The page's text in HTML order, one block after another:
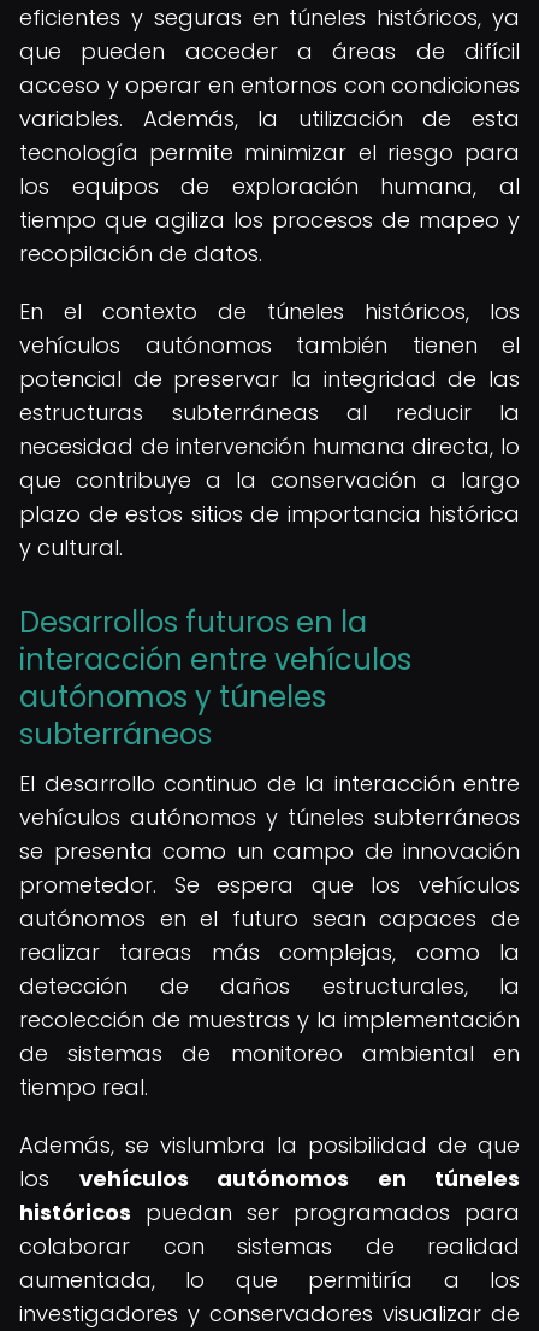
eficientes y seguras en túneles históricos, ya
que pueden acceder a áreas de difícil
acceso y operar en entornos con condiciones
variables. Además, la utilización de esta
tecnología permite minimizar el riesgo para
los equipos de exploración humana, al
tiempo que agiliza los procesos de mapeo y
recopilación de datos.
En el contexto de túneles históricos, los
vehículos autónomos también tienen el
potencial de preservar la integridad de las
estructuras subterráneas al reducir la
necesidad de intervención humana directa, lo
que contribuye a la conservación a largo
plazo de estos sitios de importancia histórica
y cultural.
Desarrollos futuros en la
interacción entre vehículos
autónomos y túneles
subterráneos
El desarrollo continuo de la interacción entre
vehículos autónomos y túneles subterráneos
se presenta como un campo de innovación
prometedor. Se espera que los vehículos
autónomos en el futuro sean capaces de
realizar tareas más complejas, como la
detección de daños estructurales, la
recolección de muestras y la implementación
de sistemas de monitoreo ambiental en
tiempo real.
Además, se vislumbra la posibilidad de que
los vehículos autónomos en túneles
históricos puedan ser programados para
colaborar con sistemas de realidad
aumentada, lo que permitiría a los
investigadores y conservadores visualizar de